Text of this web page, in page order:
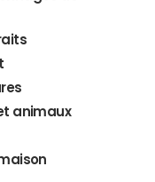
animaux